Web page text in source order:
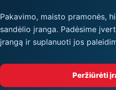
Pakavimo, maisto pramonės,
sandėlio įranga. Padėsime
įrangą ir suplanuoti jos
Peržiūrėti